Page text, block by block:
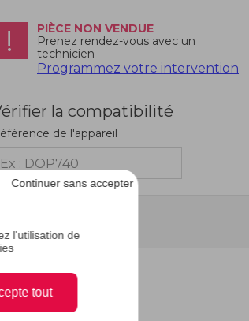
l'utilisation de
tout
Continuer sans accepter
PIÈCE NON VENDUE
Prenez rendez-vous avec un
technicien
Programmez votre intervention
la compatibilité
de l'appareil